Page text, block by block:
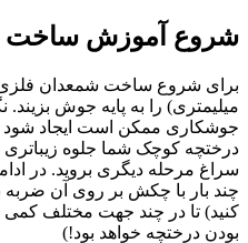
شروع آموزش ساخت
میلیمتری) را به پایه جوش
جوشکاری ممکن است ایجاد شود
درختچه کوچک شما جلوه
سراغ مرحله دیگری بروید. در
چند بار با چکش بر روی آن
کنید) تا در چند جهت مختلف کمی
بودن درختچه خواهد بود!)